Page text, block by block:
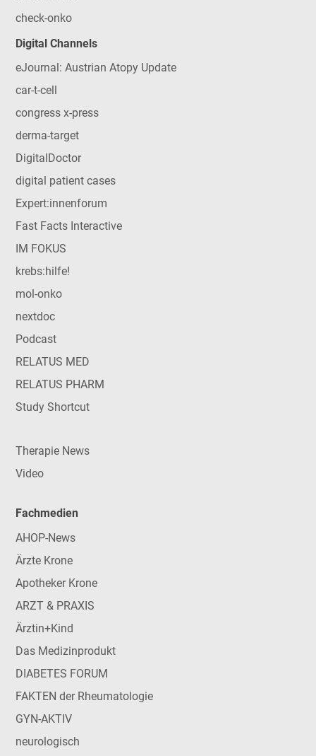
check-onko
Digital Channels
eJournal: Austrian Atopy Update
car-t-cell
congress x-press
derma-target
DigitalDoctor
digital patient cases
Expert:innenforum
Fast Facts Interactive
IM FOKUS
krebs:hilfe!
mol-onko
nextdoc
Podcast
RELATUS MED
RELATUS PHARM
Study Shortcut
Therapie News
Video
Fachmedien
AHOP-News
Ärzte Krone
Apotheker Krone
ARZT & PRAXIS
Ärztin+Kind
Das Medizinprodukt
DIABETES FORUM
FAKTEN der Rheumatologie
GYN-AKTIV
neurologisch